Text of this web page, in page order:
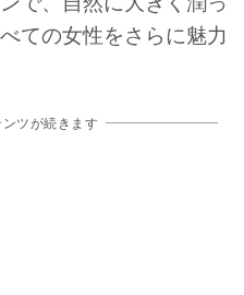
ての女性をさらに魅力
ツが続きます